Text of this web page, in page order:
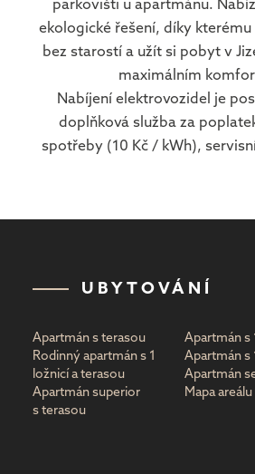
parkovišti u apartmánu.
ekologické řešení, díky
bez starostí a užít si pobyt v
maximálním
Nabíjení elektrovozidel je
doplňková služba za
spotřeby (10 Kč / kWh),
UBYTOVÁNÍ
Apartmán s terasou
Rodinný apartmán s 1
ložnicí a terasou
Apartmán superior
s terasou
Apartmán s
Apartmán s
Apartmán
Mapa areálu